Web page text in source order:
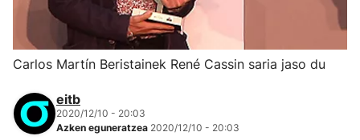
Carlos Martín Beristainek René Cassin saria jaso du
eitb
2020/12/10 - 20:03
Azken eguneratzea 2020/12/10 - 20:03